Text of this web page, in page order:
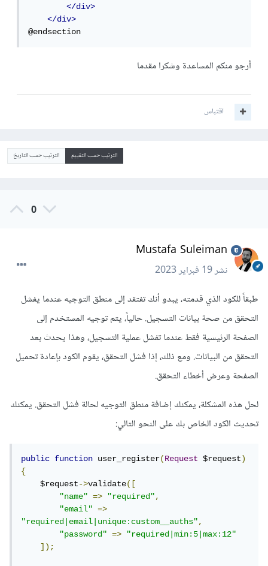
</div>
</div>
@endsection
أرجو منكم المساعدة وشكرا مقدما
اقتباس
الترتيب حسب التقييم الترتيب حسب التاريخ
0
Mustafa Suleiman
نشر19 فبراير 2023
طبقاً للكود الذي قدمته، يبدو أنك تفتقد إلى منطق التوجيه عندما يفشل
التحقق من صحة بيانات التسجيل. حالياً، يتم توجيه المستخدم إلى
الصفحة الرئيسية فقط عندما تفشل عملية التسجيل، وهذا يحدث بعد
التحقق من البيانات. ومع ذلك، إذا فشل التحقق، يقوم الكود بإعادة تحميل
الصفحة وعرض أخطاء التحقق.
لحل هذه المشكلة، يمكنك إضافة منطق التوجيه لحالة فشل التحقق. يمكنك
تحديث الكود الخاص بك على النحو التالي:
public function user_register(Request $request)
{
    $request
->validate([
"name"
=> "required",
"email"
=>
"required|email|unique:custom__auths",
"password"
=>
"required|min:5|max:12"
]);